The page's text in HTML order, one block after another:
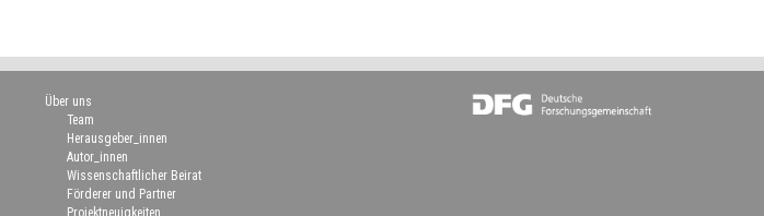
Über uns
Team
Herausgeber_innen
Autor_innen
Wissenschaftlicher Beirat
Förderer und Partner
Projektneuigkeiten